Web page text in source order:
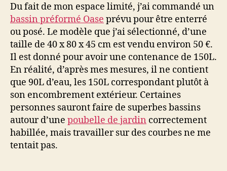
Du fait de mon espace limité, j’ai commandé un
bassin préformé Oase prévu pour être enterré
ou posé. Le modèle que j’ai sélectionné, d’une
taille de 40 x 80 x 45 cm est vendu environ 50 €.
Il est donné pour avoir une contenance de 150L.
En réalité, d’après mes mesures, il ne contient
que 90L d’eau, les 150L correspondant plutôt à
son encombrement extérieur. Certaines
personnes sauront faire de superbes bassins
autour d’une poubelle de jardin correctement
habillée, mais travailler sur des courbes ne me
tentait pas.